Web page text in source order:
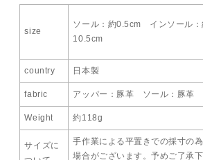
size
ソール：約0.5cm インソール
10.5cm
country 日本製
fabric アッパー：豚革 ソール：豚革
Weight 約118g
サイズに
手作業による平置きでの採寸の
場合がございます。予めご了承下